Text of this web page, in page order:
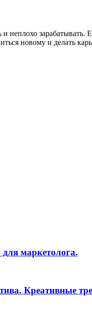
зарабатывать.
новому и делать
маркетолога.
Креативные